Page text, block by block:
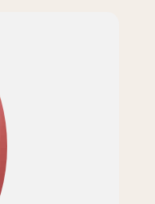
100%
micro
ultra-
de
:
-